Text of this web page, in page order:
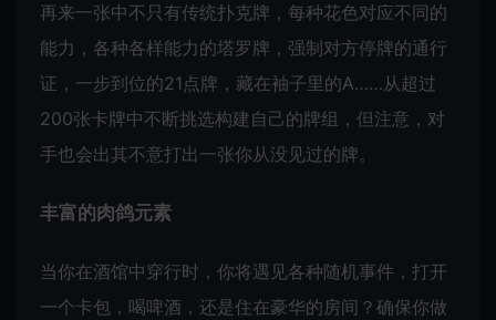
再来一张中不只有传统扑克牌，每种花色对应不同的
能力，各种各样能力的塔罗牌，强制对方停牌的通行
证，一步到位的21点牌，藏在袖子里的A……从超过
200张卡牌中不断挑选构建自己的牌组，但注意，对
手也会出其不意打出一张你从没见过的牌。
丰富的肉鸽元素
当你在酒馆中穿行时，你将遇见各种随机事件，打开
一个卡包，喝啤酒，还是住在豪华的房间？确保你做